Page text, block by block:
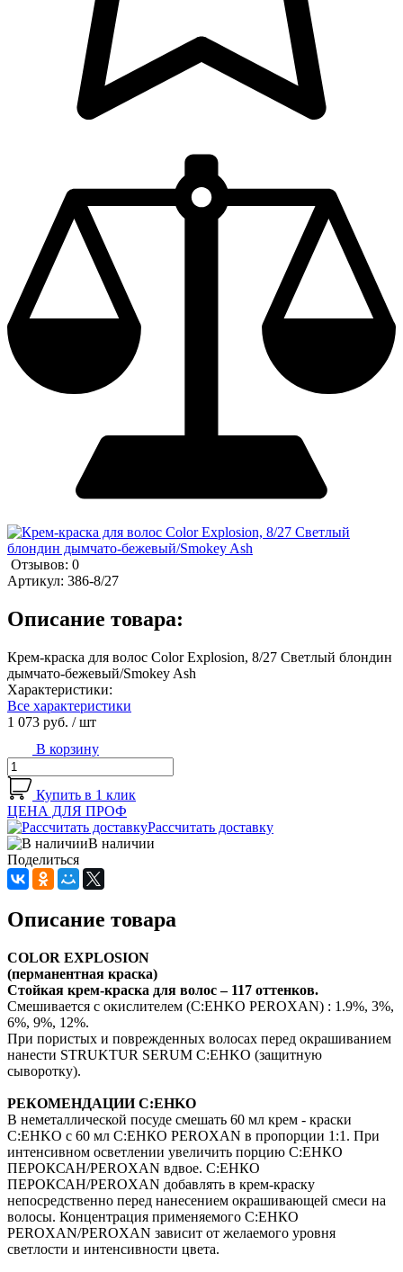
Отзывов: 0
Артикул: 386-8/27
Описание товара:
Крем-краска для волос Color Explosion, 8/27 Светлый блондин
дымчато-бежевый/Smokey Ash
Характеристики:
Все характеристики
1 073 руб. / шт
В корзину
Купить в 1 клик
ЦЕНА ДЛЯ ПРОФ
Рассчитать доставку
В наличии
Поделиться
Описание товара
COLOR EXPLOSION
(перманентная краска)
Стойкая крем-краска для волос – 117 оттенков.
Смешивается с окислителем (C:EHKO PEROXAN) : 1.9%, 3%,
6%, 9%, 12%.
При пористых и поврежденных волосах перед окрашиванием
нанести STRUKTUR SERUM C:EHKO (защитную
сыворотку).
РЕКОМЕНДАЦИИ C:EHKO
В неметаллической посуде смешать 60 мл крем - краски
C:EHKO с 60 мл С:ЕНКО PEROXAN в пропорции 1:1. При
интенсивном осветлении увеличить порцию С:ЕНКО
ПЕРОКСАН/PEROXAN вдвое. С:ЕНКО
ПЕРОКСАН/PEROXAN добавлять в крем-краску
непосредственно перед нанесением окрашивающей смеси на
волосы. Концентрация применяемого С:ЕНКО
PEROXAN/PEROXAN зависит от желаемого уровня
светлости и интенсивности цвета.